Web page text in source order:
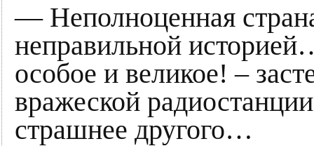
— Неполноценная
неправильной
особое и великое! –
вражеской
страшнее другого…